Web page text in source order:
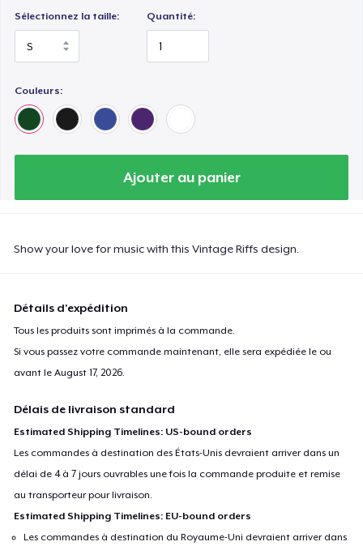
Sélectionnez la taille: Quantité:
Couleurs:
Ajouter au panier
Show your love for music with this Vintage Riffs design.
Détails d'expédition
Tous les produits sont imprimés à la commande.
Si vous passez votre commande maintenant, elle sera expédiée le ou
avant leAugust 17, 2026
Délais de livraison standard
Estimated Shipping Timelines: US-bound orders
Les commandes à destination des États-Unis devraient arriver dans un
délai de 4 à 7 jours ouvrables une fois la commande produite et remise
au transporteur pour livraison.
Estimated Shipping Timelines: EU-bound orders
Les commandes à destination du Royaume-Uni devraient arriver dans